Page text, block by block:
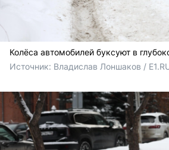
Колёса автомобилей буксуют в
Источник: Владислав Лоншаков /